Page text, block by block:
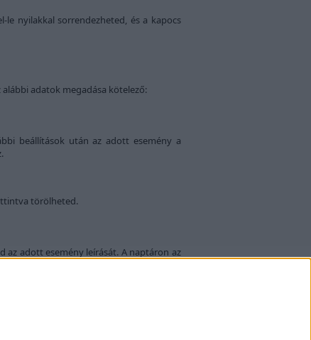
nyilakkal sorrendezheted, és a kapocs
adatok megadása kötelező:
beállítások után az adott esemény a
törölheted.
az adott esemény leírását. A naptáron az